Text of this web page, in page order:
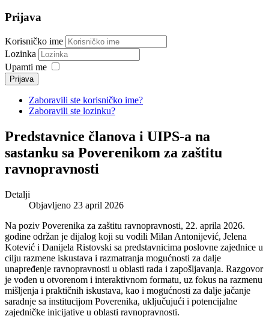
Prijava
Korisničko ime
Lozinka
Upamti me
Prijava
Zaboravili ste korisničko ime?
Zaboravili ste lozinku?
Predstavnice članova i UIPS-a na
sastanku sa Poverenikom za zaštitu
ravnopravnosti
Detalji
Objavljeno 23 april 2026
Na poziv Poverenika za zaštitu ravnopravnosti, 22. aprila 2026.
godine održan je dijalog koji su vodili Milan Antonijević, Jelena
Kotević i Danijela Ristovski sa predstavnicima poslovne zajednice u
cilju razmene iskustava i razmatranja mogućnosti za dalje
unapređenje ravnopravnosti u oblasti rada i zapošljavanja. Razgovor
je vođen u otvorenom i interaktivnom formatu, uz fokus na razmenu
mišljenja i praktičnih iskustava, kao i mogućnosti za dalje jačanje
saradnje sa institucijom Poverenika, uključujući i potencijalne
zajedničke inicijative u oblasti ravnopravnosti.